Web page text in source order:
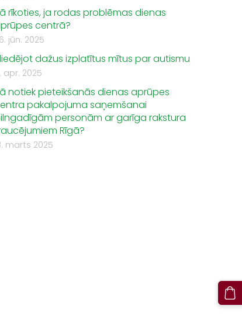
rīkoties, ja rodas problēmas dienas
centrā?
jūn. 2025
dažus izplatītus mītus par autismu
apr. 2025
notiek pieteikšanās dienas aprūpes
pakalpojuma saņemšanai
personām ar garīga rakstura
Rīgā?
marts 2025